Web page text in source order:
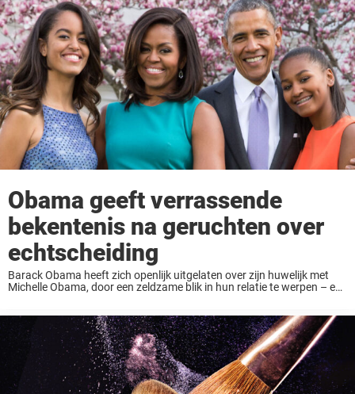
Obama geeft verrassende
bekentenis na geruchten over
echtscheiding
Barack Obama heeft zich openlijk uitgelaten over zijn huwelijk met
Michelle Obama, door een zeldzame blik in hun relatie te werpen – en